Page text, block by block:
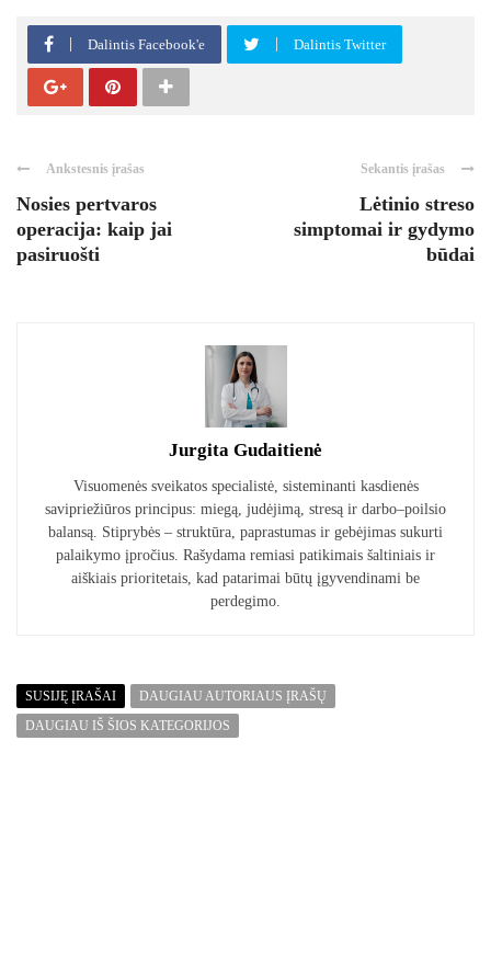
Dalintis Facebook'e Dalintis Twitter
Ankstesnis įrašas
Nosies pertvaros
operacija: kaip jai
pasiruošti
Sekantis įrašas
Lėtinio streso
simptomai ir gydymo
būdai
Jurgita Gudaitienė
Visuomenės sveikatos specialistė, sisteminanti kasdienės
savipriežiūros principus: miegą, judėjimą, stresą ir darbo–poilsio
balansą. Stiprybės – struktūra, paprastumas ir gebėjimas sukurti
palaikymo įpročius. Rašydama remiasi patikimais šaltiniais ir
aiškiais prioritetais, kad patarimai būtų įgyvendinami be
perdegimo.
SUSIJĘ ĮRAŠAI
DAUGIAU AUTORIAUS ĮRAŠŲ
DAUGIAU IŠ ŠIOS KATEGORIJOS